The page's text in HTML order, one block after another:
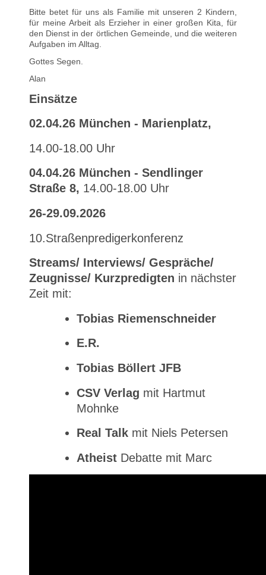
Bitte betet für uns als Familie mit unseren 2 Kindern,
für meine Arbeit als Erzieher in einer großen Kita, für
den Dienst in der örtlichen Gemeinde, und die weiteren
Aufgaben im Alltag.
Gottes Segen.
Alan
Einsätze
02.04.26 München - Marienplatz,
14.00-18.00 Uhr
04.04.26 München - Sendlinger
Straße 8, 14.00-18.00 Uhr
26-29.09.2026
10.Straßenpredigerkonferenz
Streams/ Interviews/ Gespräche/
Zeugnisse/ Kurzpredigten in nächster
Zeit mit:
Tobias Riemenschneider
E.R.
Tobias Böllert JFB
CSV Verlag mit Hartmut
Mohnke
Real Talk mit Niels Petersen
Atheist Debatte mit Marc